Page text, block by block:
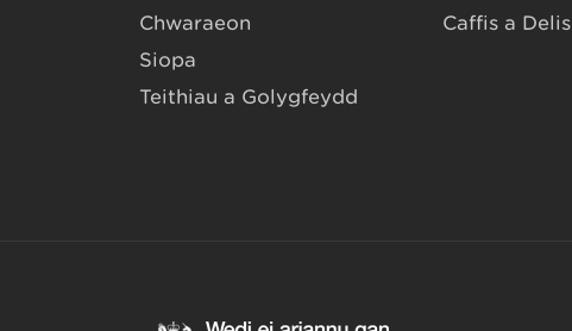
Chwaraeon
Siopa
Teithiau a Golygfeydd
Caffis a Delis